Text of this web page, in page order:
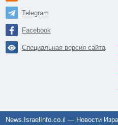
Telegram
Facebook
Специальная версия сайта
News.IsraelInfo.co.il — Новости